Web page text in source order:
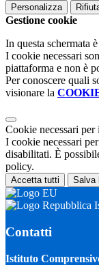
Personalizza
Gestione cookie
In questa schermata
I cookie necessari
piattaforma e non è
Per conoscere quali
visionare la
Cookie necessari
I cookie necessari
disabilitati. È
policy.
Accetta tutti Salva
Contatti
Istituto